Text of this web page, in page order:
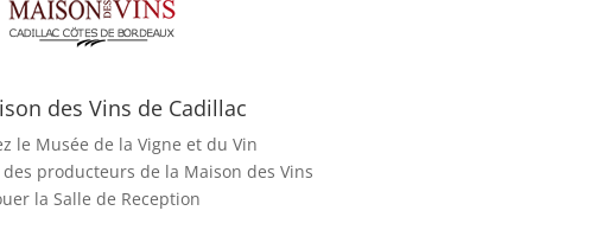
des Vins de Cadillac
le Musée de la Vigne et du Vin
producteurs de la Maison des Vins
la Salle de Reception